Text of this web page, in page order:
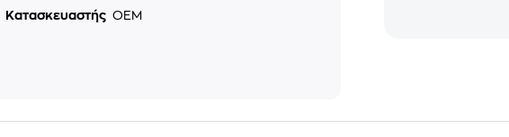
Κατασκευαστής OEM